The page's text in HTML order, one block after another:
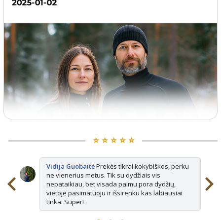
⭐️ ⭐️ ⭐️ ⭐️ ⭐️
Vidija GuobaitėPrekės tikrai kokybiškos, perku
ne vienerius metus. Tik su dydžiais vis
nepataikiau, bet visada paimu pora dydžių,
vietoje pasimatuoju ir išsirenku kas labiausiai
tinka. Super!